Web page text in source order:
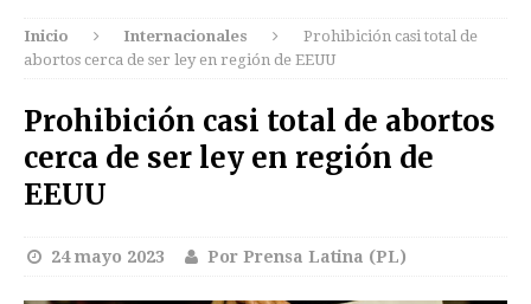
Inicio Internacionales
Prohibición casi total de
abortos cerca de ser ley en región de EEUU
Prohibición casi total de abortos
cerca de ser ley en región de
EEUU
24 mayo 2023 Por Prensa Latina (PL)